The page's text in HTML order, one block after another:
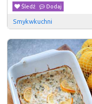
Śledź
Dodaj
Smykwkuchni